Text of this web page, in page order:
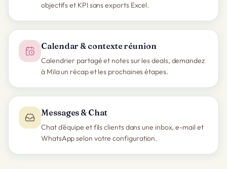
objectifs et KPI sans exports Excel.
Calendar & contexte réunion
Calendrier partagé et notes sur les deals, demandez
à Mila un récap et les prochaines étapes.
Messages & Chat
Chat d'équipe et fils clients dans une inbox, e-mail et
WhatsApp selon votre configuration.